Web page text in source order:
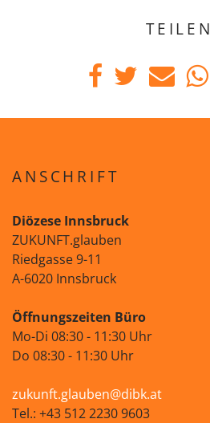
TEILEN
ANSCHRIFT
Diözese Innsbruck
ZUKUNFT.glauben
Riedgasse 9-11
A-6020 Innsbruck
Öffnungszeiten Büro
Mo-Di 08:30 - 11:30 Uhr
Do 08:30 - 11:30 Uhr
zukunft.glauben@dibk.at
Tel.: +43 512 2230 9603